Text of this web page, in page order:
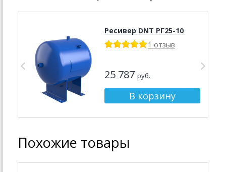
Ресивер DNT PГ25-10
1 отзыв
25 787 руб.
Похожие товары